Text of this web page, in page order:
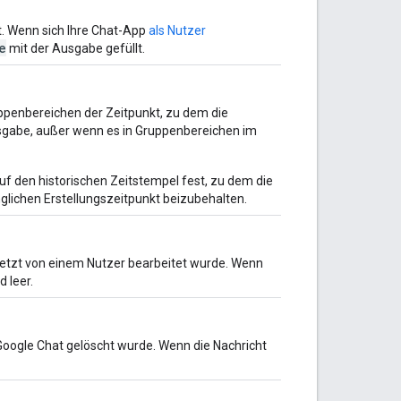
Wenn sich Ihre Chat-App als Nutzer
mit der Ausgabe gefüllt.
der Zeitpunkt, zu dem die
außer wenn es in Gruppenbereichen im
den historischen Zeitstempel fest, zu dem die
Erstellungszeitpunkt beizubehalten.
von einem Nutzer bearbeitet wurde. Wenn
leer.
Chat gelöscht wurde. Wenn die Nachricht